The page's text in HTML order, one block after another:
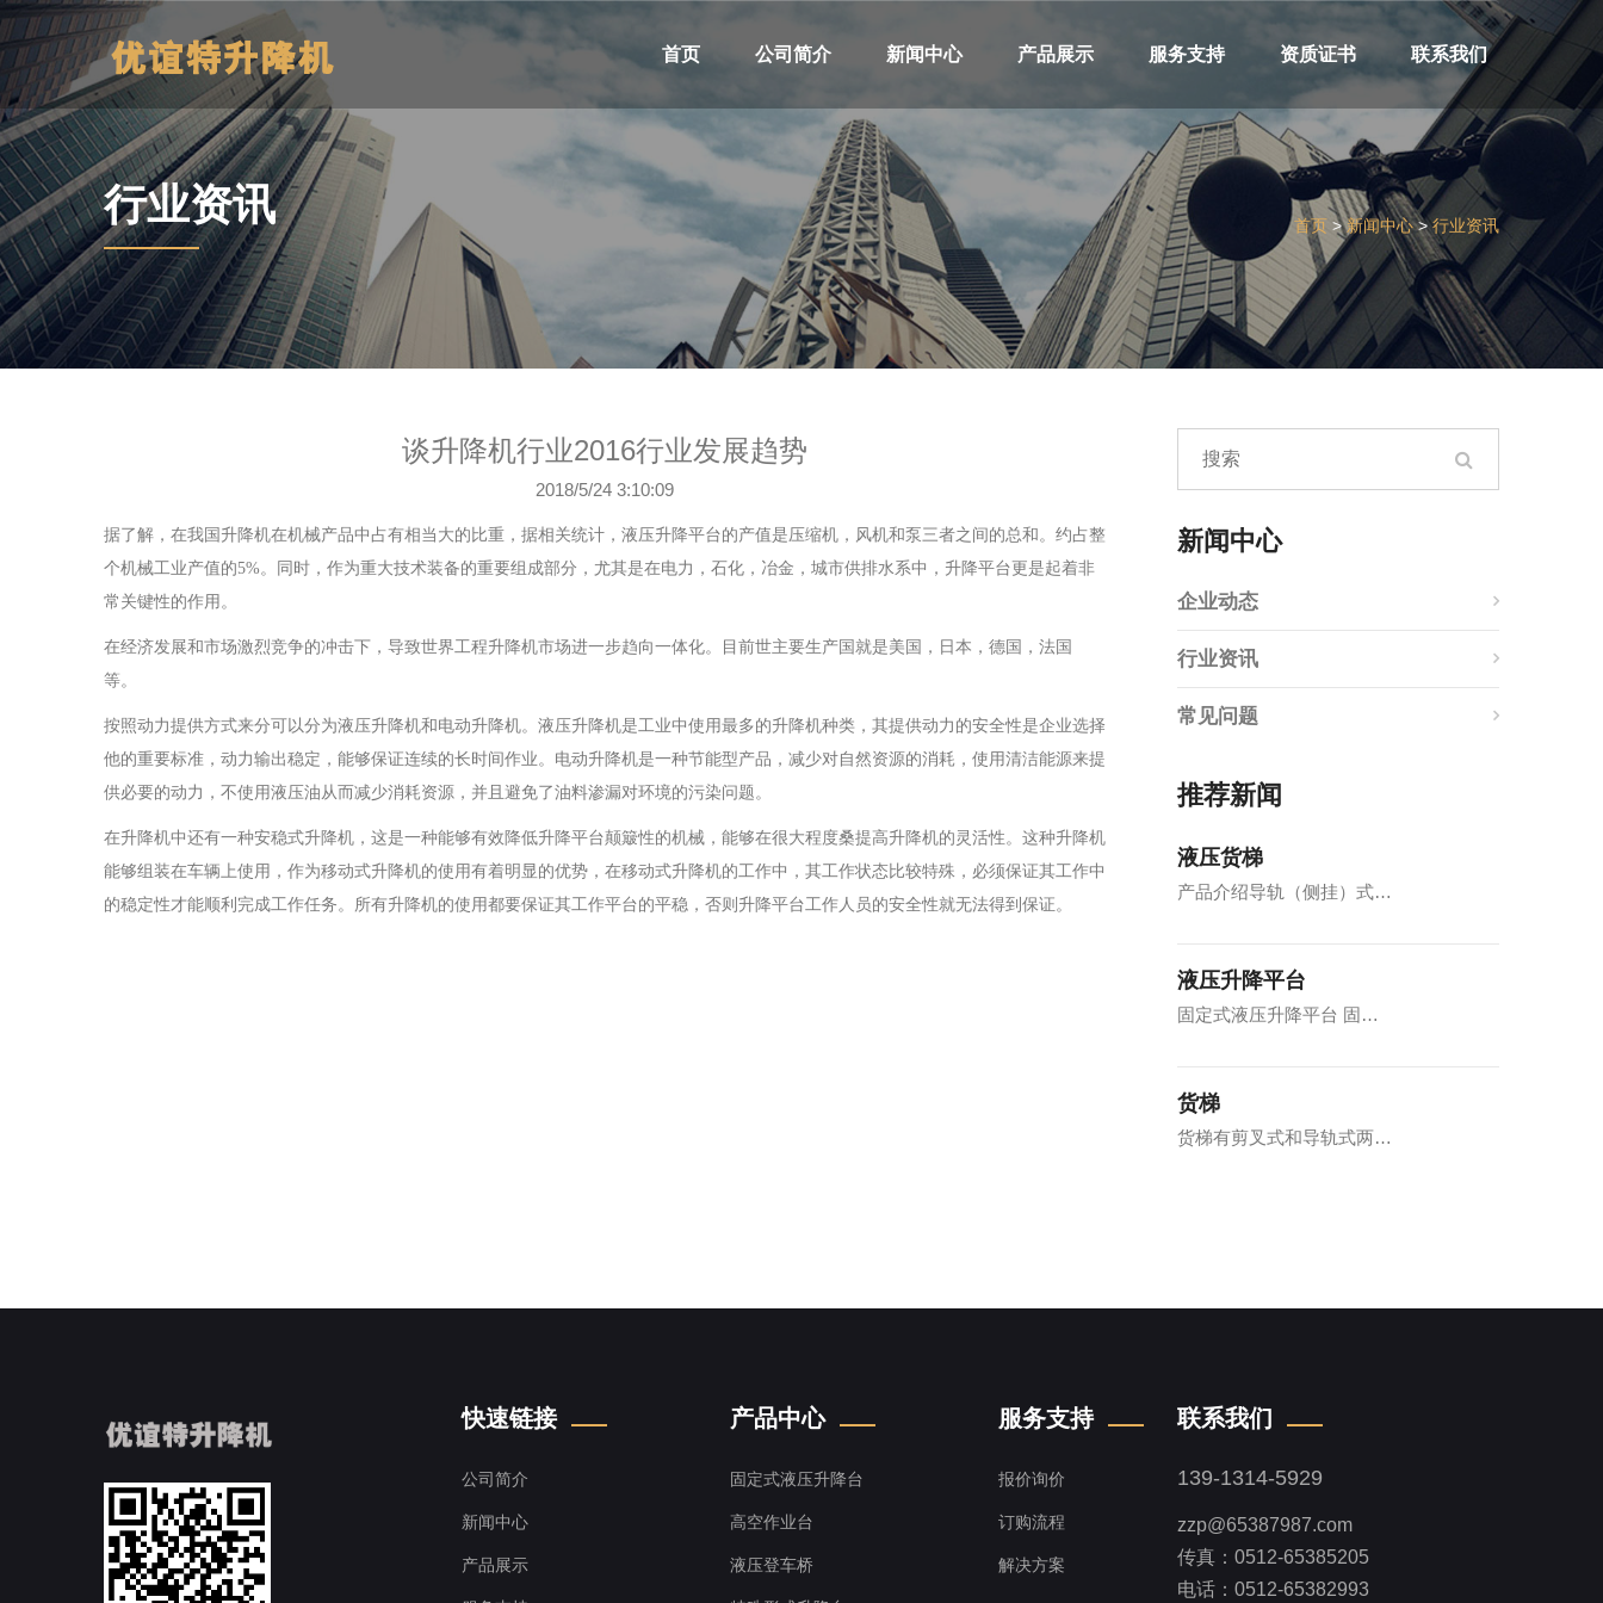
首页 公司简介 新闻中心 产品展示 服务支持 资质证书 联系我们
行业资讯 首页 >新闻中心>行业资讯
谈升降机行业2016行业发展趋势
2018/5/24 3:10:09
据了解，在我国升降机在机械产品中占有相当大的比重，据相关统计，液压升降平台的产值是压缩机，风机和泵三者之间的总和。约占整
个机械工业产值的5%。同时，作为重大技术装备的重要组成部分，尤其是在电力，石化，冶金，城市供排水系中，升降平台更是起着非
常关键性的作用。
在经济发展和市场激烈竞争的冲击下，导致世界工程升降机市场进一步趋向一体化。目前世主要生产国就是美国，日本，德国，法国
等。
按照动力提供方式来分可以分为液压升降机和电动升降机。液压升降机是工业中使用最多的升降机种类，其提供动力的安全性是企业选择
他的重要标准，动力输出稳定，能够保证连续的长时间作业。电动升降机是一种节能型产品，减少对自然资源的消耗，使用清洁能源来提
供必要的动力，不使用液压油从而减少消耗资源，并且避免了油料渗漏对环境的污染问题。
在升降机中还有一种安稳式升降机，这是一种能够有效降低升降平台颠簸性的机械，能够在很大程度桑提高升降机的灵活性。这种升降机
能够组装在车辆上使用，作为移动式升降机的使用有着明显的优势，在移动式升降机的工作中，其工作状态比较特殊，必须保证其工作中
的稳定性才能顺利完成工作任务。所有升降机的使用都要保证其工作平台的平稳，否则升降平台工作人员的安全性就无法得到保证。
新闻中心
企业动态
行业资讯
常见问题
推荐新闻
液压货梯
产品介绍导轨（侧挂）式…
液压升降平台
固定式液压升降平台 固…
货梯
货梯有剪叉式和导轨式两…
快速链接
公司简介
新闻中心
产品展示
产品中心
固定式液压升降台
高空作业台
液压登车桥
服务支持
报价询价
订购流程
解决方案
联系我们
139-1314-5929
zzp@65387987.com
传真：0512-65385205
电话：0512-65382993